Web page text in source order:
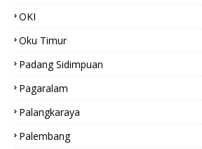
OKI
Oku Timur
Padang Sidimpuan
Pagaralam
Palangkaraya
Palembang